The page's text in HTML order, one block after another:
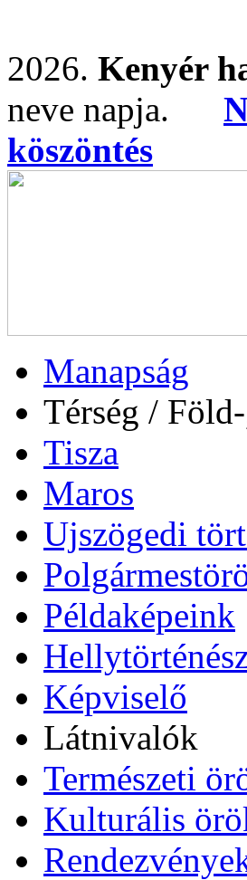
2026. Kenyér
neve napja.
köszöntés
Manapság
Térség /
Tisza
Maros
Ujszögedi
Példaképeink
Képviselő
Látnivalók
Természeti
Kulturális